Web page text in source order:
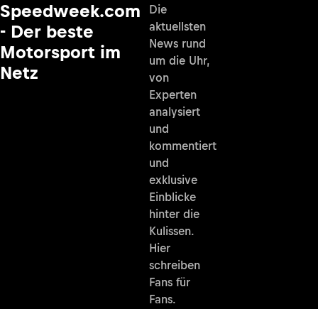
Speedweek.com
- Der beste
Motorsport im
Netz
Die
aktuellsten
News rund
um die Uhr,
von
Experten
analysiert
und
kommentiert
und
exklusive
Einblicke
hinter die
Kulissen.
Hier
schreiben
Fans für
Fans.